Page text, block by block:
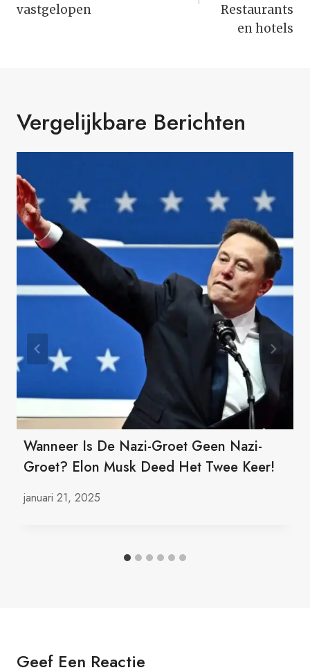
vastgelopen
Restaurants
en hotels
Vergelijkbare Berichten
Wanneer Is De Nazi-Groet Geen Nazi-
Groet? Elon Musk Deed Het Twee Keer!
januari 21, 2025
Geef Een Reactie